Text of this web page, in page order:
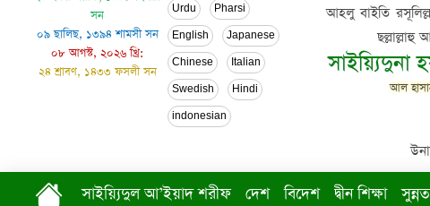
সন
০৯ ছালিছ, ১৩৯৪ শামসী সন
০৮ আগস্ট, ২০২৬ খ্রি:
২৪ শ্রাবণ, ১৪৩৩ ফসলী সন
Urdu Pharsi
English Japanese
Chinese Italian
Swedish Hindi
indonesian
আহলু বাইতি
ছল্লাল্লাহু
সাইয়্যিদুনা
আল
সাইয়্যিদুল আ’ইয়াদ শরীফ দেশ বিদেশ দ্বীন শিক্ষা